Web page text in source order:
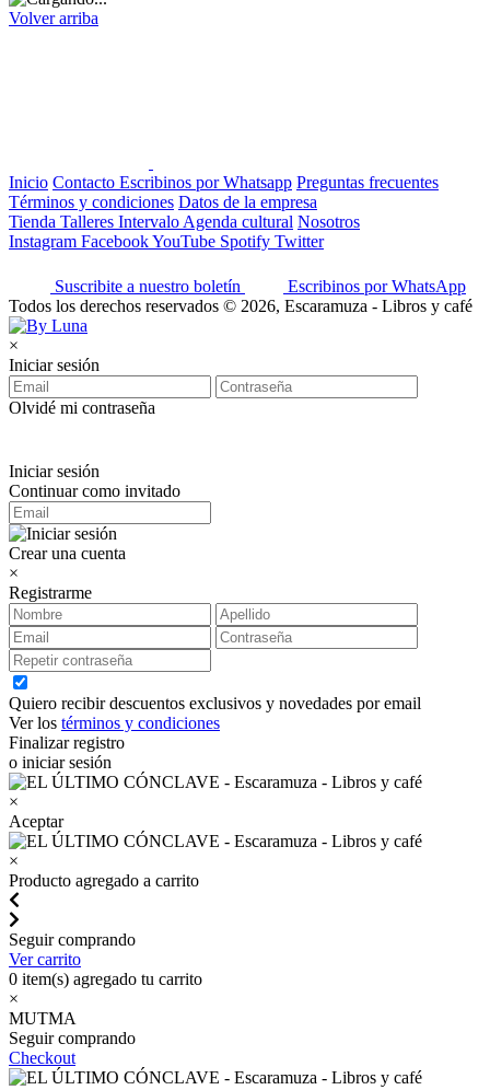
Volver arriba
Inicio Contacto Escribinos por Whatsapp Preguntas frecuentes
Términos y condiciones Datos de la empresa
Tienda Talleres Intervalo Agenda cultural Nosotros
Instagram FacebookYouTube Spotify Twitter
Suscribite a nuestro boletín
Escribinos por WhatsApp
Todos los derechos reservados © 2026, Escaramuza - Libros y café
×
Iniciar sesión
Olvidé mi contraseña
Iniciar sesión
Continuar como invitado
Crear una cuenta
×
Registrarme
Quiero recibir descuentos exclusivos y novedades por email
Ver los términos y condiciones
Finalizar registro
o iniciar sesión
×
Aceptar
×
Producto agregado a carrito
Seguir comprando
Ver carrito
0 item(s) agregado tu carrito
×
MUTMA
Seguir comprando
Checkout